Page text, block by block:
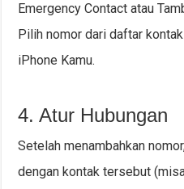
Emergency Contact atau
Pilih nomor dari daftar
iPhone Kamu.
4. Atur Hubungan
Setelah menambahkan
dengan kontak tersebut